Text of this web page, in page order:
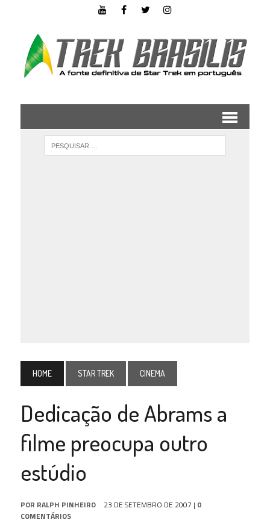
HOME STAR TREK CINEMA
Dedicação de Abrams a
filme preocupa outro
estúdio
POR RALPH PINHEIRO 23 DE SETEMBRO DE 2007 | 0
COMENTÁRIOS